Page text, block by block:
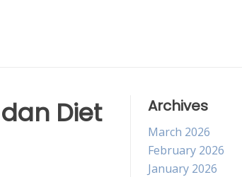
Diet
Archives
March 2026
February 2026
January 2026